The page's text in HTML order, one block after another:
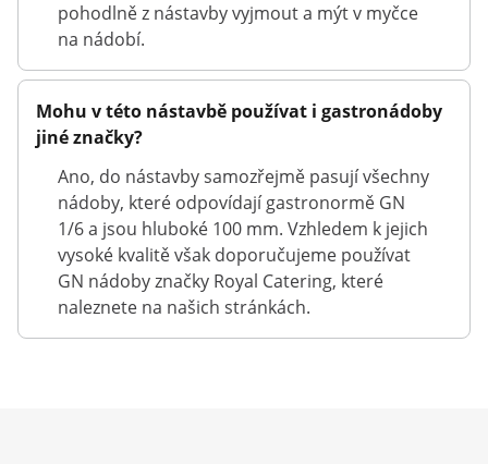
pohodlně z nástavby vyjmout a mýt v myčce
na nádobí.
Mohu v této nástavbě používat i gastronádoby
jiné značky?
Ano, do nástavby samozřejmě pasují všechny
nádoby, které odpovídají gastronormě GN
1/6 a jsou hluboké 100 mm. Vzhledem k jejich
vysoké kvalitě však doporučujeme používat
GN nádoby značky Royal Catering, které
naleznete na našich stránkách.